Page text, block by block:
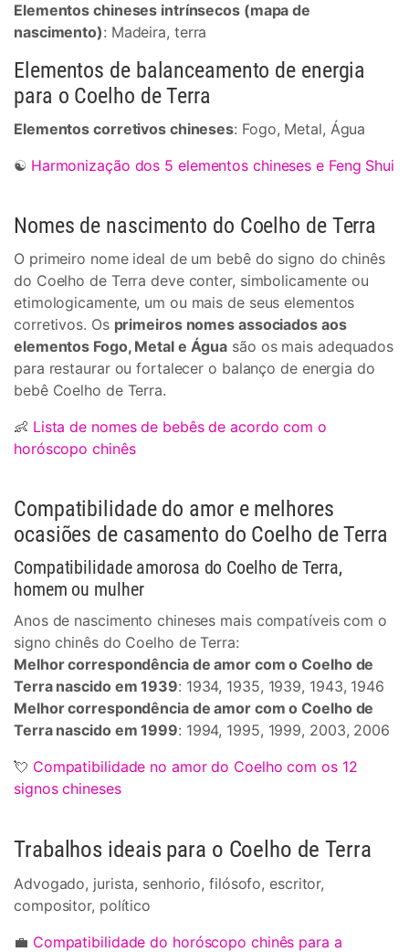
Elementos chineses intrínsecos (mapa de
nascimento): Madeira, terra
Elementos de balanceamento de energia
para o Coelho de Terra
Elementos corretivos chineses: Fogo, Metal, Água
☯ Harmonização dos 5 elementos chineses e Feng Shui
Nomes de nascimento do Coelho de Terra
O primeiro nome ideal de um bebê do signo do chinês
do Coelho de Terra deve conter, simbolicamente ou
etimologicamente, um ou mais de seus elementos
corretivos. Os primeiros nomes associados aos
elementos Fogo, Metal e Água são os mais adequados
para restaurar ou fortalecer o balanço de energia do
bebê Coelho de Terra.
👶 Lista de nomes de bebês de acordo com o
horóscopo chinês
Compatibilidade do amor e melhores
ocasiões de casamento do Coelho de Terra
Compatibilidade amorosa do Coelho de Terra,
homem ou mulher
Anos de nascimento chineses mais compatíveis com o
signo chinês do Coelho de Terra:
Melhor correspondência de amor com o Coelho de
Terra nascido em 1939: 1934, 1935, 1939, 1943, 1946
Melhor correspondência de amor com o Coelho de
Terra nascido em 1999: 1994, 1995, 1999, 2003, 2006
💘 Compatibilidade no amor do Coelho com os 12
signos chineses
Trabalhos ideais para o Coelho de Terra
Advogado, jurista, senhorio, filósofo, escritor,
compositor, político
💼 Compatibilidade do horóscopo chinês para a